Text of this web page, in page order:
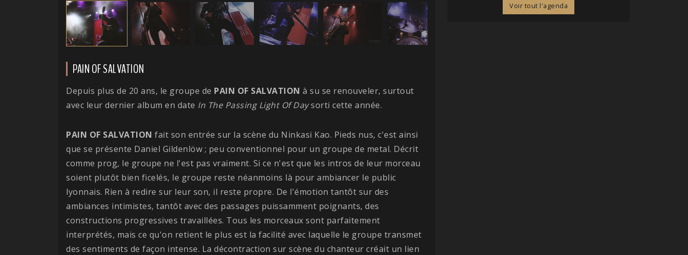
PAIN OF SALVATION
Depuis plus de 20 ans, le groupe de PAIN OF SALVATION à su se renouveler, surtout
avec leur dernier album en date In The Passing Light Of Daysorti cette année.
PAIN OF SALVATION fait son entrée sur la scène du Ninkasi Kao. Pieds nus, c'est ainsi
que se présente Daniel Gildenlöw ; peu conventionnel pour un groupe de metal. Décrit
comme prog, le groupe ne l'est pas vraiment. Si ce n'est que les intros de leur morceau
soient plutôt bien ficelés, le groupe reste néanmoins là pour ambiancer le public
lyonnais. Rien à redire sur leur son, il reste propre. De l'émotion tantôt sur des
ambiances intimistes, tantôt avec des passages puissamment poignants, des
constructions progressives travaillées. Tous les morceaux sont parfaitement
interprétés, mais ce qu'on retient le plus est la facilité avec laquelle le groupe transmet
des sentiments de façon intense. La décontraction sur scène du chanteur créait un lien
Voir tout l'agenda